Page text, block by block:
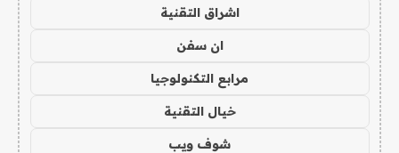
اشراق التقنية
ان سفن
مرابع التكنولوجيا
خيال التقنية
شوف ويب